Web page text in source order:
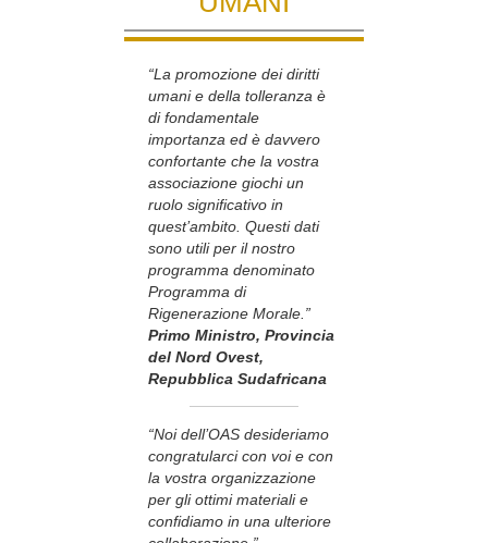
“La promozione dei diritti
umani e della tolleranza è
di fondamentale
importanza ed è davvero
confortante che la vostra
associazione giochi un
ruolo significativo in
quest’ambito. Questi dati
sono utili per il nostro
programma denominato
Programma di
Rigenerazione Morale.”
Primo Ministro, Provincia
del Nord Ovest,
Repubblica Sudafricana
“Noi dell’OAS desideriamo
congratularci con voi e con
la vostra organizzazione
per gli ottimi materiali e
confidiamo in una ulteriore